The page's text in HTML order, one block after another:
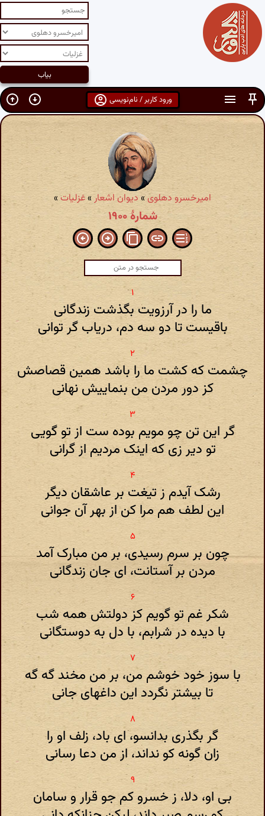
ورود کاربر / نام‌نویسی
امیرخسرو دهلوی» دیوان اشعار»غزلیات»
شمارهٔ ۱۹۰۰
ما را در آرزویت بگذشت زندگانی
باقیست تا دو سه دم، دریاب گر توانی
چشمت که کشت ما را باشد همین قصاصش
کز دور مردن من بنماییش نهانی
گر این تن چو مویم بوده ست از تو گویی
تو دیر زی که اینک مردیم از گرانی
رشک آیدم ز تیغت بر عاشقان دیگر
این لطف هم مرا کن از بهر آن جوانی
چون بر سرم رسیدی، بر من مبارک آمد
مردن بر آستانت، ای جان زندگانی
شکر غم تو گویم کز دولتش همه شب
با دیده در شرابم، با دل به دوستگانی
با سوز خود خوشم من، بر من مخند گه گه
تا بیشتر نگردد این داغهای جانی
گر بگذری بدانسو، ای باد، زلف او را
زان گونه کو نداند، از من دعا رسانی
بی او، دلا، ز خسرو کم جو قرار و سامان